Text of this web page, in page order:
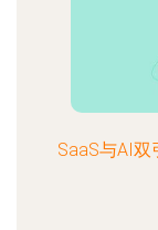
SaaS与AI